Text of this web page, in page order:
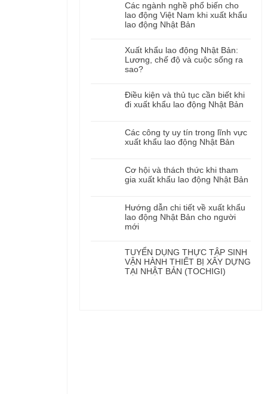
Các ngành nghề phổ biến cho
lao động Việt Nam khi xuất khẩu
lao động Nhật Bản
Xuất khẩu lao động Nhật Bản:
Lương, chế độ và cuộc sống ra
sao?
Điều kiện và thủ tục cần biết khi
đi xuất khẩu lao động Nhật Bản
Các công ty uy tín trong lĩnh vực
xuất khẩu lao động Nhật Bản
Cơ hội và thách thức khi tham
gia xuất khẩu lao động Nhật Bản
Hướng dẫn chi tiết về xuất khẩu
lao động Nhật Bản cho người
mới
TUYỂN DỤNG THỰC TẬP SINH
VẬN HÀNH THIẾT BỊ XÂY DỰNG
TẠI NHẬT BẢN (TOCHIGI)